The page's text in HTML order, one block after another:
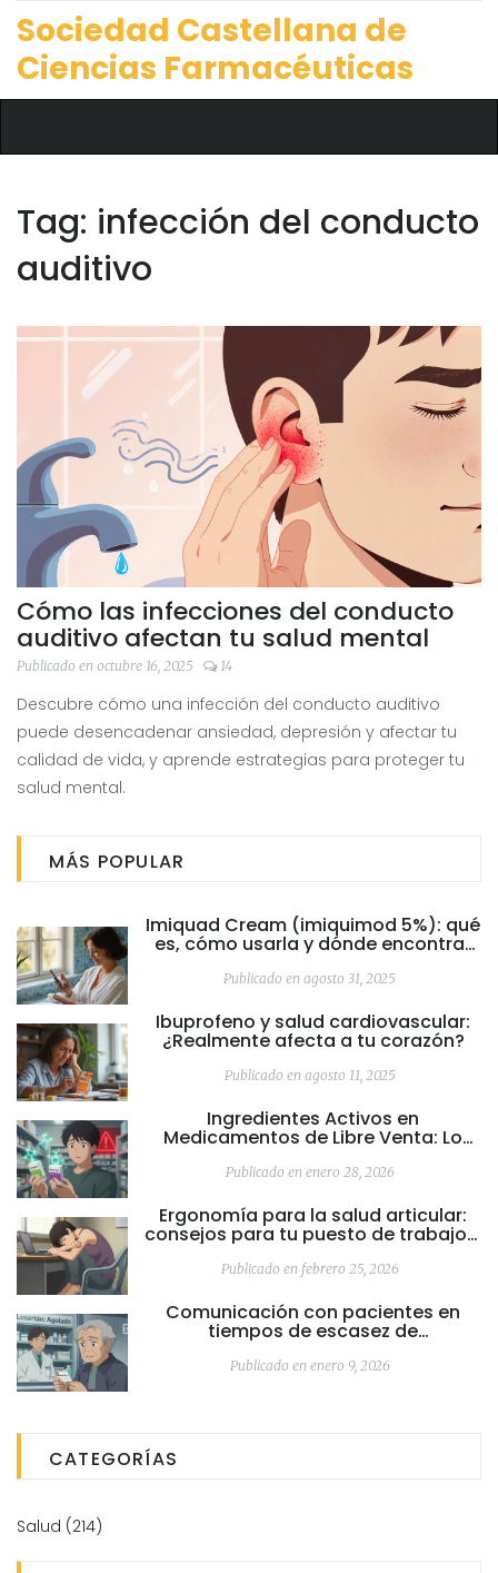
Sociedad Castellana de
Ciencias Farmacéuticas
Tag: infección del conducto
auditivo
Cómo las infecciones del conducto
auditivo afectan tu salud mental
Publicado en octubre 16, 2025 14
Descubre cómo una infección del conducto auditivo
puede desencadenar ansiedad, depresión y afectar tu
calidad de vida, y aprende estrategias para proteger tu
salud mental.
MÁS POPULAR
Imiquad Cream (imiquimod 5%): qué
es, cómo usarla y dónde encontrar
Publicado en agosto 31, 2025
Ibuprofeno y salud cardiovascular:
¿Realmente afecta a tu corazón?
Publicado en agosto 11, 2025
Ingredientes Activos en
Medicamentos de Libre Venta: Lo
Publicado en enero 28, 2026
Ergonomía para la salud articular:
consejos para tu puesto de trabajo y
Publicado en febrero 25, 2026
Comunicación con pacientes en
tiempos de escasez de
del proveedor
Publicado en enero 9, 2026
CATEGORÍAS
Salud (214)